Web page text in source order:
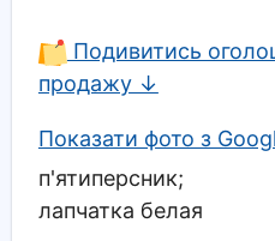
Подивитись
продажу ↓
Показати фото з
п'ятиперсник;
лапчатка белая